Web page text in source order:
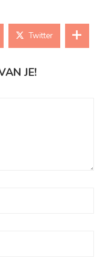
Twitter
JE!